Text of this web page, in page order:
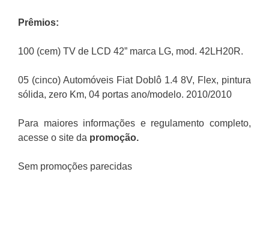
Prêmios:
100 (cem) TV de LCD 42” marca LG, mod. 42LH20R.
05 (cinco) Automóveis Fiat Doblô 1.4 8V, Flex, pintura
sólida, zero Km, 04 portas ano/modelo. 2010/2010
Para maiores informações e regulamento completo,
acesse o site da promoção.
Sem promoções parecidas